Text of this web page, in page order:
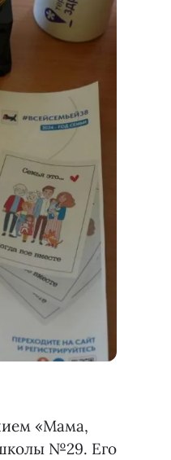
«Мама,
№29. Его